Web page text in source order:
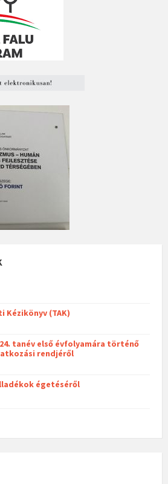
Kézikönyv (TAK)
tanév első évfolyamára történő
rendjéről
égetéséről